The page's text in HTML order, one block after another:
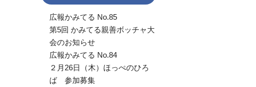
広報かみてる No.85
第5回 かみてる親善ボッチャ大
会のお知らせ
広報かみてる No.84
２月26日（木）ほっぺのひろ
ば 参加募集